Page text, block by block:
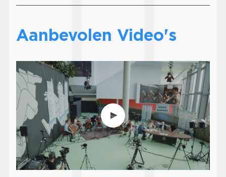
Aanbevolen Video's